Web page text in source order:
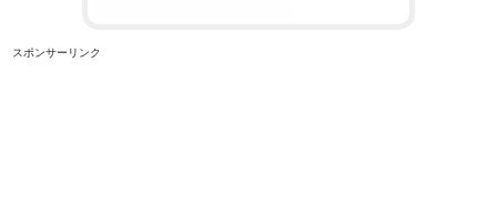
スポンサーリンク